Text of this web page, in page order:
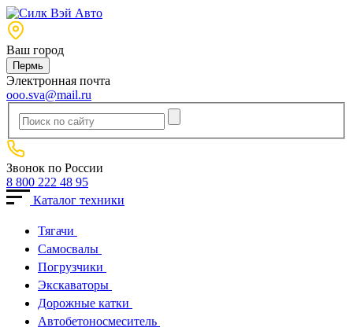
Ваш город
Пермь
Электронная почта
ooo.sva@mail.ru
Звонок по России
8 800 222 48 95
Каталог техники
Тягачи
Cамосвалы
Погрузчики
Экскаваторы
Дорожные катки
Автобетоносмеситель